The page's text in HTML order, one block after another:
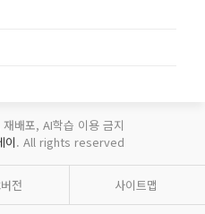
배포, AI학습 이용 금지
이. All rights reserved
전 사이트맵